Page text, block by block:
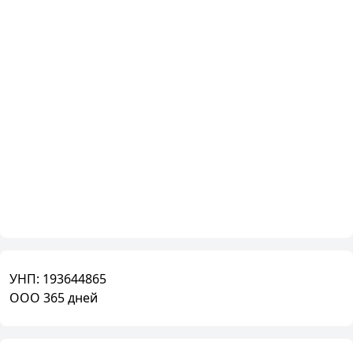
УНП: 193644865
ООО 365 дней